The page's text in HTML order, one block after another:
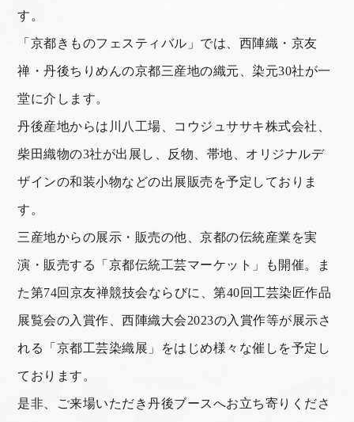
す。
「京都きものフェスティバル」では、 西陣織・京友
禅・丹後ちりめんの京都三産地の織元、染元30社が一
堂に介します。
丹後産地からは川八工場、コウジュササキ株式会社、
柴田織物の3社が出展し、反物、帯地、オリジナルデ
ザインの和装小物などの出展販売を予定しておりま
す。
三産地からの展示・販売の他、京都の伝統産業を実
演・販売する「京都伝統工芸マーケット」も開催。ま
た第74回京友禅競技会ならびに、第40回工芸染匠作品
展覧会の入賞作、西陣織大会2023の入賞作等が展示さ
れる「京都工芸染織展」をはじめ様々な催しを予定し
ております。
是非、ご来場いただき丹後ブースへお立ち寄りくださ